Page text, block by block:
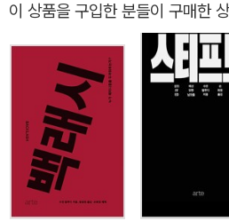
넘나들며 살아가는 인간에 대한 이해를
책을 추천한다. 박한희, 희망을만드는법 변호사 부모의 생애를 추적
하는 글쓰기는 잡년 되기를 각오하는
떠난 아버지의 생애를 페미니스트 딸이 추적하
열적이어서 매혹적이다. 최현숙, 『작별 일기』 저자 페
질이란 이런 것이 아닌가. 개인을 존중하면서 폭력의 구조에 저항하
는 것. 자극적이고 쉬운 이미지를 유포하기 보다는 기
하기를 자처하는 것. 이 책은 또 다른 트랜스젠더 역사 쓰기이다. 손희
이 상품을 구입한 분들이 구매한